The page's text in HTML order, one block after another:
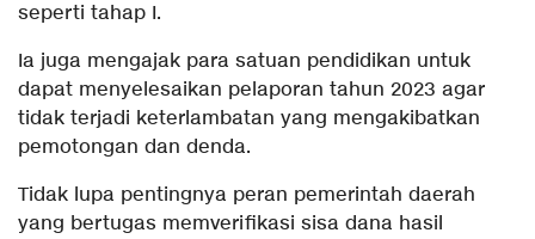
seperti tahap I.
Ia juga mengajak para satuan pendidikan untuk
dapat menyelesaikan pelaporan tahun 2023 agar
tidak terjadi keterlambatan yang mengakibatkan
pemotongan dan denda.
Tidak lupa pentingnya peran pemerintah daerah
yang bertugas memverifikasi sisa dana hasil